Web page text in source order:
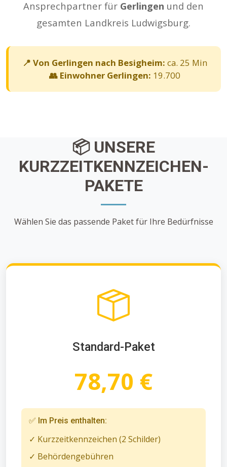
Ansprechpartner für Gerlingen und den
gesamten Landkreis Ludwigsburg.
📍 Von Gerlingen nach Besigheim: ca. 25 Min
👥 Einwohner Gerlingen: 19.700
📦 UNSERE
KURZZEITKENNZEICHEN-
PAKETE
Wählen Sie das passende Paket für Ihre Bedürfnisse
Standard-Paket
78,70 €
✅ Im Preis enthalten:
✓ Kurzzeitkennzeichen (2 Schilder)
✓ Behördengebühren